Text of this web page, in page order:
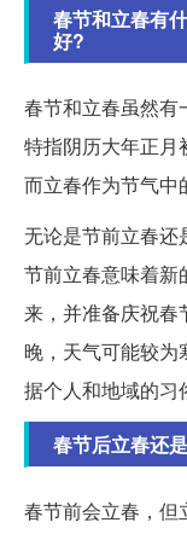
春节和立春有
好?
春节和立春虽然有
特指阴历大年正月
而立春作为节气中
无论是节前立春还
节前立春意味着新
来，并准备庆祝春
晚，天气可能较为
据个人和地域的习
春节后立春还
春节前会立春，但